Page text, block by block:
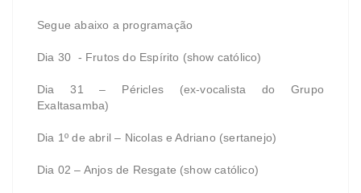
Segue abaixo a programação
Dia 30 - Frutos do Espírito (show católico)
Dia 31 – Péricles (ex-vocalista do Grupo
Exaltasamba)
Dia 1º de abril – Nicolas e Adriano (sertanejo)
Dia 02 – Anjos de Resgate (show católico)